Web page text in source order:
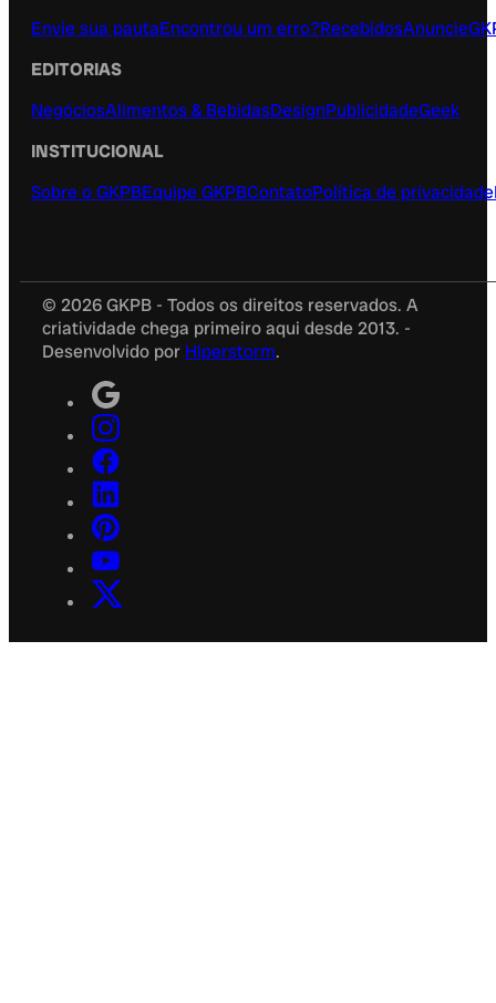
Envie sua pautaEncontrou um erro?RecebidosAnuncie
EDITORIAS
NegóciosAlimentos & BebidasDesignPublicidadeGeek
INSTITUCIONAL
Sobre o GKPBEquipe GKPBContatoPolítica de privacidade
© 2026 GKPB - Todos os direitos reservados. A
criatividade chega primeiro aqui desde 2013. -
Desenvolvido por Hiperstorm.